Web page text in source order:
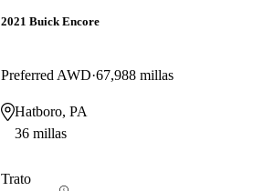
2021 Buick Encore
Preferred AWD 67,988 millas
Hatboro, PA
36 millas
Trato